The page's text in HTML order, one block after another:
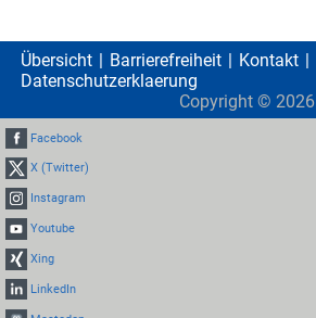
Übersicht Barrierefreiheit Kontakt
Datenschutzerklaerung
Copyright © 2026
Facebook
X (Twitter)
Instagram
Youtube
Xing
LinkedIn